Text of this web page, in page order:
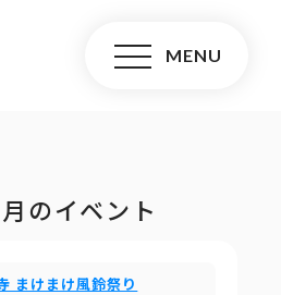
のイベント
まけまけ風鈴祭り